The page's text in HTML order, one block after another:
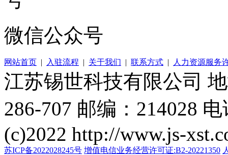
微信公众号
网站首页 | 入驻流程 | 关于我们 | 联系方式 | 人力资源服务
江苏锡世科技有限公司
286-707 邮编：214028
(c)2022 http://www.js-
苏ICP备2022028245号 增值电信业务经营许可证:B2-20221350